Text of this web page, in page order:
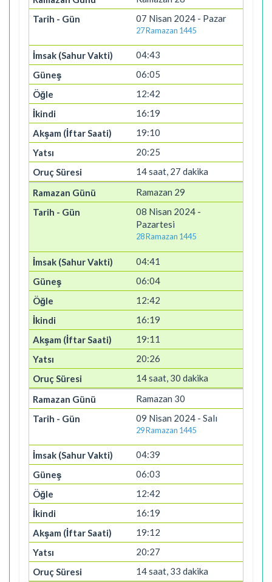
07 Nisan 2024 - Pazar
27 Ramazan 1445
04:43
06:05
12:42
16:19
19:10
20:25
14 saat, 27 dakika
Ramazan 29
08 Nisan 2024 -
Pazartesi
28 Ramazan 1445
04:41
06:04
12:42
16:19
19:11
20:26
14 saat, 30 dakika
Ramazan 30
09 Nisan 2024 - Salı
29 Ramazan 1445
04:39
06:03
12:42
16:19
19:12
20:27
14 saat, 33 dakika